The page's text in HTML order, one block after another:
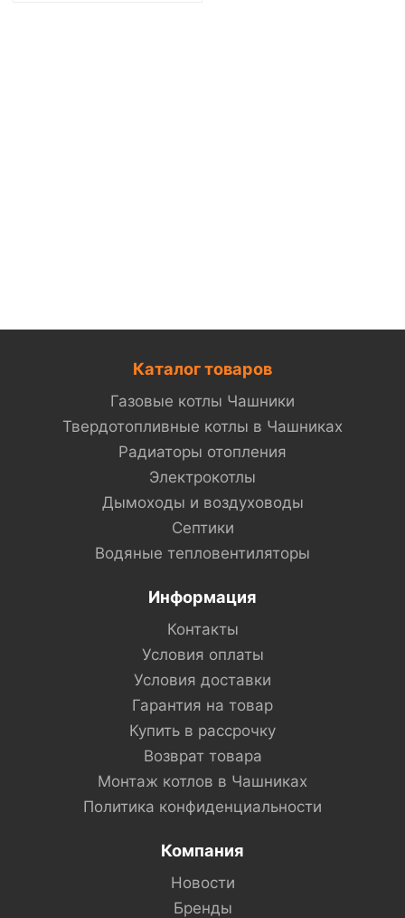
Каталог товаров
Газовые котлы Чашники
Твердотопливные котлы в Чашниках
Радиаторы отопления
Электрокотлы
Дымоходы и воздуховоды
Септики
Водяные тепловентиляторы
Информация
Контакты
Условия оплаты
Условия доставки
Гарантия на товар
Купить в рассрочку
Возврат товара
Монтаж котлов в Чашниках
Политика конфиденциальности
Компания
Новости
Бренды